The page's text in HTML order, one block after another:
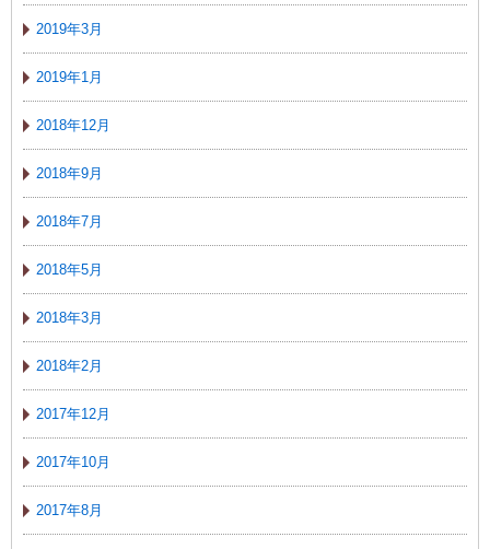
2019年3月
2019年1月
2018年12月
2018年9月
2018年7月
2018年5月
2018年3月
2018年2月
2017年12月
2017年10月
2017年8月